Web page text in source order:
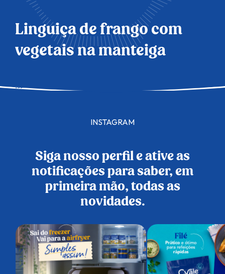
Linguiça de frango com
vegetais na manteiga
-->
INSTAGRAM
Siga nosso perfil e ative as
notificações para saber, em
primeira mão, todas as
novidades.